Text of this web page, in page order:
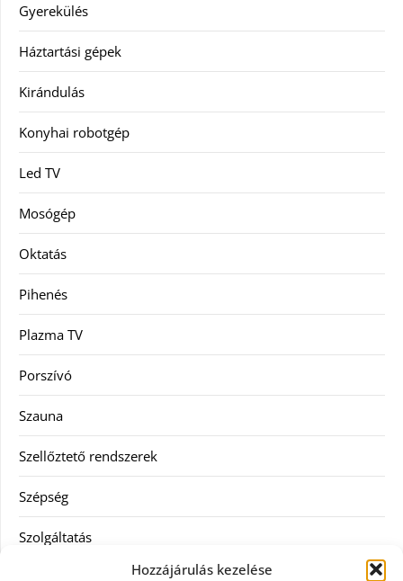
Hozzájárulás kezelése
Gyerekülés
Háztartási gépek
Kirándulás
Konyhai robotgép
Led TV
Mosógép
Oktatás
Pihenés
Plazma TV
Porszívó
Szauna
Szellőztető rendszerek
Szépség
Szolgáltatás